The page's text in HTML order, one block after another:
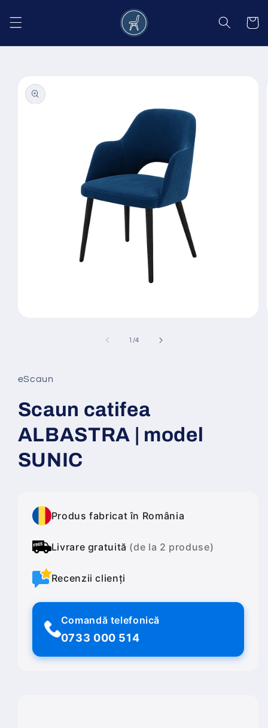
conținut
Coș
informațiile
despre
produs
fereastră
modală
1 /din
4
eScaun
Scaun catifea
ALBASTRA | model
SUNIC
Produs fabricat în România
Livrare gratuită (de la 2 produse)
Recenzii clienți
Comandă telefonică
0733 000 514